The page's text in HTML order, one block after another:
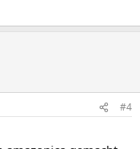
#4